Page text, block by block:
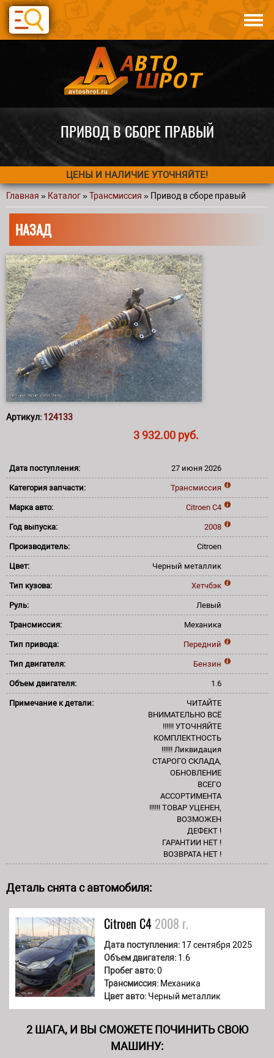
Перейти к основному содержанию
Авто по запчастям
Статьи
ПРИВОД В СБОРЕ ПРАВЫЙ
ЦЕНЫ И НАЛИЧИЕ УТОЧНЯЙТЕ!
Вы здесь
Главная » Каталог»Трансмиссия » Привод в сборе правый
НАЗАД
Артикул: 124133
3 932.00 руб.
Дата поступления: 27 июня 2026
Категория запчасти: Трансмиссия
Марка авто: Citroen C4
Год выпуска: 2008
Производитель: Citroen
Цвет: Черный металлик
Тип кузова: Хетчбэк
Руль: Левый
Трансмиссия: Механика
Тип привода: Передний
Тип двигателя: Бензин
Объем двигателя: 1.6
Примечание к детали:
ЧИТАЙТЕ
ВНИМАТЕЛЬНО ВСЁ
!!!!!! УТОЧНЯЙТЕ
КОМПЛЕКТНОСТЬ
!!!!!! Ликвидация
СТАРОГО СКЛАДА,
ОБНОВЛЕНИЕ
ВСЕГО
АССОРТИМЕНТА
!!!!!! ТОВАР УЦЕНЕН,
ВОЗМОЖЕН
ДЕФЕКТ !
ГАРАНТИИ НЕТ !
ВОЗВРАТА НЕТ !
Деталь снята с автомобиля:
Citroen C4 2008 г.
Дата поступления: 17 сентября 2025
Объем двигателя: 1.6
Пробег авто:0
Трансмиссия: Механика
Цвет авто: Черный металлик
2 ШАГА, И ВЫ СМОЖЕТЕ ПОЧИНИТЬ СВОЮ
МАШИНУ: